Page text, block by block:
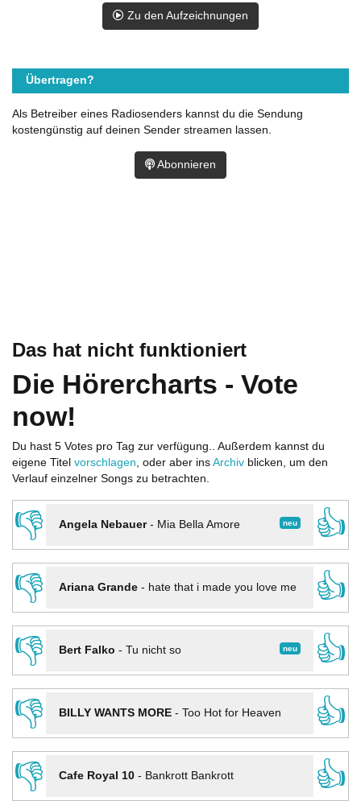
Das hat nicht funktioniert
Die Hörercharts - Vote
now!
Du hast 5 Votes pro Tag zur verfügung.. Außerdem kannst du
eigene Titel vorschlagen, oder aber ins Archiv blicken, um den
Verlauf einzelner Songs zu betrachten.
👎 neu
Angela Nebauer- Mia Bella Amore
👍
👎
Ariana Grande- hate that i made you love me
👍
👎
neu
Bert Falko - Tu nicht so
👍
👎
BILLY WANTS MORE- Too Hot for Heaven
👍
👎
Cafe Royal 10- Bankrott Bankrott
👍
Zu den Aufzeichnungen
Übertragen?
Als Betreiber eines Radiosenders kannst du die Sendung
kostengünstig auf deinen Sender streamen lassen.
Abonnieren